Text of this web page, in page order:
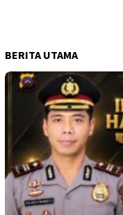
BERITA UTAMA